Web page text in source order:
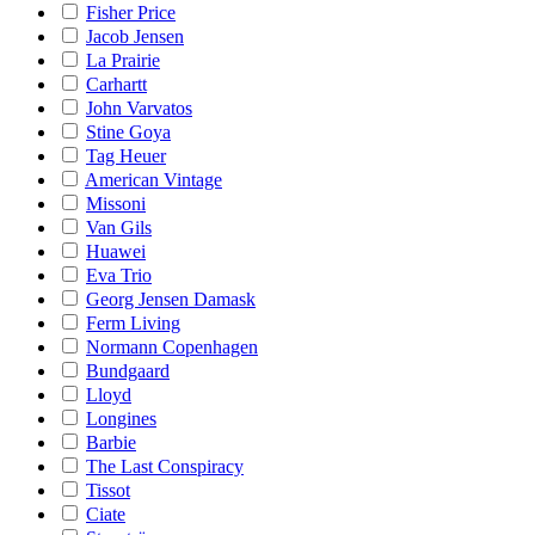
Fisher Price
Jacob Jensen
La Prairie
Carhartt
John Varvatos
Stine Goya
Tag Heuer
American Vintage
Missoni
Van Gils
Huawei
Eva Trio
Georg Jensen Damask
Ferm Living
Normann Copenhagen
Bundgaard
Lloyd
Longines
Barbie
The Last Conspiracy
Tissot
Ciate